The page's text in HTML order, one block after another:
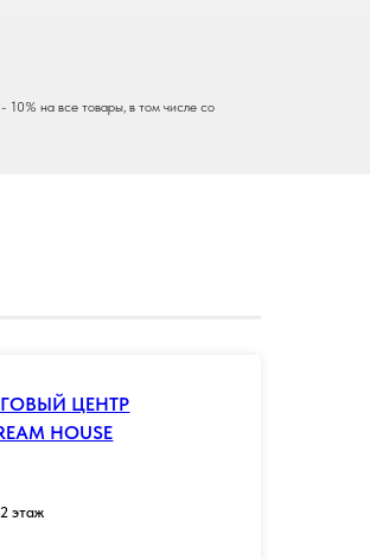
10% на все товары, в том числе со
ЦЕНТР
HOUSE
этаж